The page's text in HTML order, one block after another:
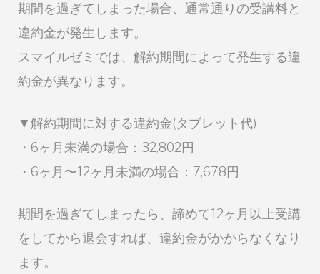
期間を過ぎてしまった場合、通常通りの受講料と
違約金が発生します。
スマイルゼミでは、解約期間によって発生する違
約金が異なります。
▼解約期間に対する違約金(タブレット代)
・6ヶ月未満の場合：32,802円
・6ヶ月〜12ヶ月未満の場合：7,678円
期間を過ぎてしまったら、諦めて12ヶ月以上受講
をしてから退会すれば、違約金がかからなくなり
ます。